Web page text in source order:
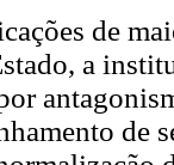
de
a
de